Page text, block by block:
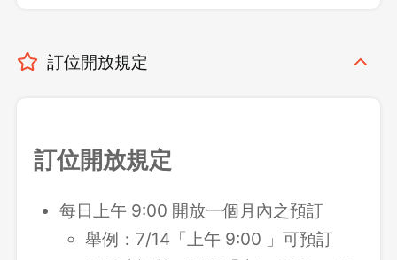
訂位開放規定
訂位開放規定
每日上午 9:00 開放一個月內之預訂
舉例：7/14「上午 9:00 」可預訂